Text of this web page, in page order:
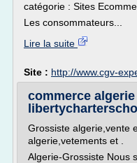
catégorie : Sites
Les consommateurs...
Lire la suite
Site : http://www.cgv-
commerce
Grossiste algerie,vente
algerie,vetements et .
Algerie-Grossiste Nous